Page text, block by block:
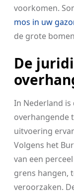
voorkomen.
mos in uw
de grote
De
In Nederland
overhangende
uitvoering
Volgens het
van een
grens hangen,
veroorzaken.